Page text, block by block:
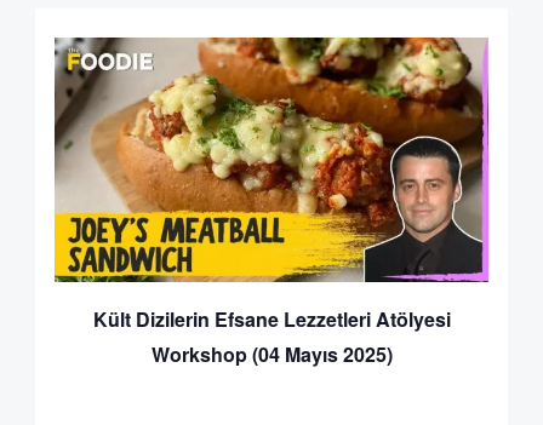
Kült Dizilerin Efsane Lezzetleri Atölyesi
Workshop (04 Mayıs 2025)